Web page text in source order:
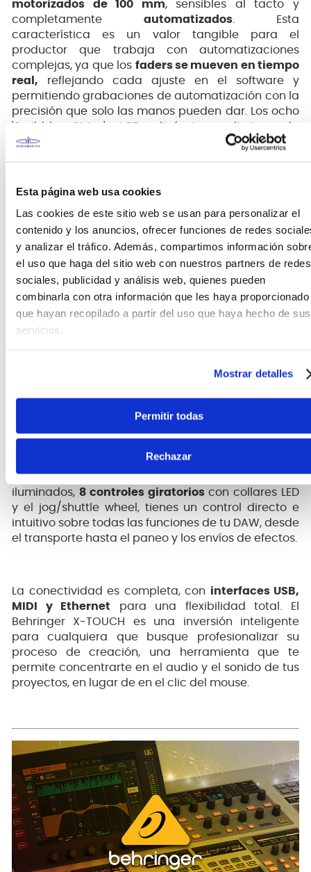
Esta página web usa cookies
Las cookies de este sitio web se usan para personalizar el
contenido y los anuncios, ofrecer funciones de redes
y analizar el tráfico. Además, compartimos información
el uso que haga del sitio web con nuestros partners de redes
sociales, publicidad y análisis web, quienes pueden
combinarla con otra información que les haya proporcionado
que hayan recopilado a partir del uso que haya hecho de sus
servicios.
Mostrar detalles
Permitir todas
Rechazar
motorizados de 100 mm, sensibles al tacto y
completamente automatizados . Esta
característica es un valor tangible para el
productor que trabaja con automatizaciones
complejas, ya que los faders se mueven en tiempo
real, reflejando cada ajuste en el software y
permitiendo grabaciones de automatización con la
precisión que solo las manos pueden dar. Los ocho
'Scribble Strips' LCD dinámicos eliminan la
necesidad de etiquetas manuales, mostrando al
trabajo en cualquier estudio o sala de conciertos.
La funcionalidad es la gran fortaleza de este
soporte para los protocolos
Mackie Control, el X-TOUCH se integra a la
producción musical, desde los más conocidos
hasta los más especializados. Con sus92 botones
iluminados, 8 controles giratorioscon collares LED
y el jog/shuttle wheel, tienes un control directo e
intuitivo sobre todas las funciones de tu DAW, desde
el transporte hasta el paneo y los envíos de efectos.
La conectividad es completa, con interfaces USB,
MIDI y Ethernet para una flexibilidad total. El
Behringer X-TOUCH es una inversión inteligente
para cualquiera que busque profesionalizar su
proceso de creación, una herramienta que te
permite concentrarte en el audio y el sonido de tus
proyectos, en lugar de en el clic del mouse.